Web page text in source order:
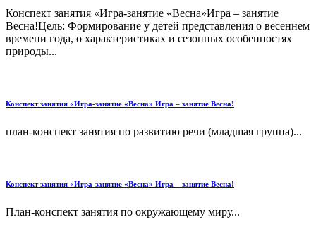
Конспект занятия «Игра-занятие «Весна»Игра – занятие
Весна!Цель: Формирование у детей представления о весеннем
времени года, о характеристиках и сезонных особенностях
природы...
Конспект занятия «Игра-занятие «Весна» Игра – занятие Весна!
план-конспект занятия по развитию речи (младшая группа)...
Конспект занятия «Игра-занятие «Весна» Игра – занятие Весна!
План-конспект занятия по окружающему миру...